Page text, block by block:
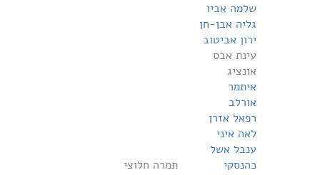
שלמה אביו
גליה אבן-חן
ירון אביטוב
עינת אבס
אונציג
איתמר
אורלב
רפאל אזרן
לאה איני
ענבל אשל
כהנסקי
תמרה חלוצי